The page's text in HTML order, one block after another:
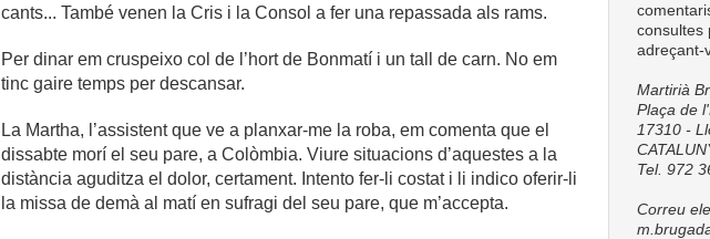
cants... També venen la Cris i la Consol a fer una repassada als rams.
Per dinar em cruspeixo col de l’hort de Bonmatí i un tall de carn. No em
tinc gaire temps per descansar.
La Martha, l’assistent que ve a planxar-me la roba, em comenta que el
dissabte morí el seu pare, a Colòmbia. Viure situacions d’aquestes a la
distància aguditza el dolor, certament. Intento fer-li costat i li indico oferir-li
la missa de demà al matí en sufragi del seu pare, que m’accepta.
consultes
adreçant-
Martirià
Plaça de
17310 -
Tel. 972
Correu